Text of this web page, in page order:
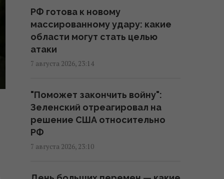
Эксперты назвали 10 фактов о
Праге, которые стоит знать
перед поездкой
01:15 суббота, 08 августа 2026
Россия предлагает
иностранным заказчикам новую
ракету для Су-57, – СМИ
00:32 суббота, 08 августа 2026
РФ готова к новому
массированному удару: какие
области могут стать целью
атаки
7 августа 2026, 23:14
"Поможет закончить войну":
Зеленский отреагировал на
решение США относительно
РФ
7 августа 2026, 23:10